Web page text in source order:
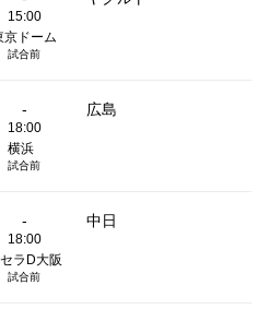
15:00
京ドーム
試合前
- 広島
18:00
横浜
試合前
- 中日
18:00
ラD大阪
試合前